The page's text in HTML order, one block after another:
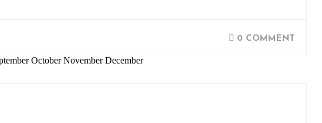
0 COMMENT
October November December